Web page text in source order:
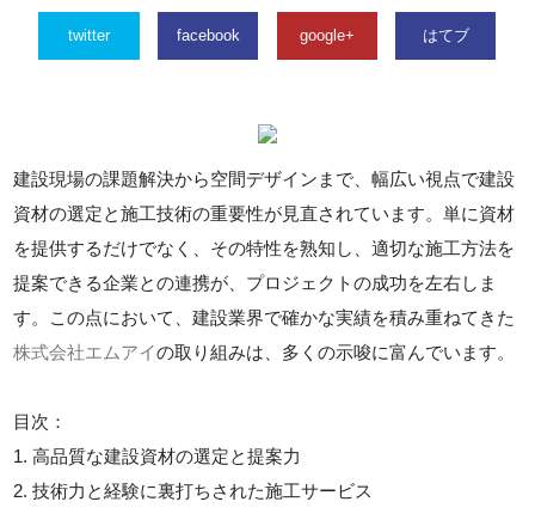
twitter facebook google+ はてブ
建設現場の課題解決から空間デザインまで、幅広い視点で建設
資材の選定と施工技術の重要性が見直されています。単に資材
を提供するだけでなく、その特性を熟知し、適切な施工方法を
提案できる企業との連携が、プロジェクトの成功を左右しま
す。この点において、建設業界で確かな実績を積み重ねてきた
株式会社エムアイの取り組みは、多くの示唆に富んでいます。
目次：
1. 高品質な建設資材の選定と提案力
2. 技術力と経験に裏打ちされた施工サービス